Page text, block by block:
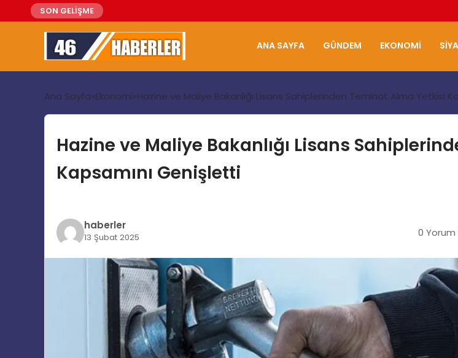
SON GELİŞME
ANA SAYFA GÜNDEM EKONOMI
Ana Sayfa Ekonomi Hazine ve Maliye Bakanlığı Lisans Sahiplerinden Teminat Alma Yetkisi
Hazine ve Maliye Bakanlığı Lisans
Kapsamını Genişletti
haberler
13 Şubat 2025 0 Yorum